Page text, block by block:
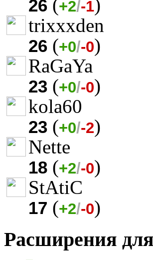
26 (+2/-1)
trixxxden
26 (+0/-0)
RaGaYa
23 (+0/-0)
kola60
23 (+0/-2)
Nette
18 (+2/-0)
StAtiC
17 (+2/-0)
Расширения